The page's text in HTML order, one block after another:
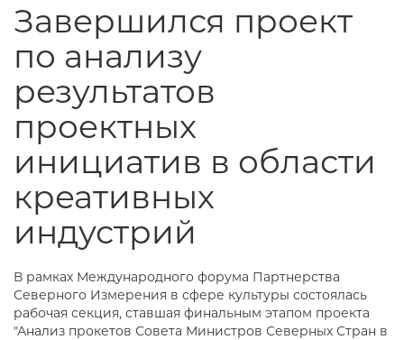
Завершился проект
по анализу
результатов
проектных
инициатив в области
креативных
индустрий
В рамках Международного форума Партнерства
Северного Измерения в сфере культуры состоялась
рабочая секция, ставшая финальным этапом проекта
"Анализ прокетов Совета Министров Северных Стран в